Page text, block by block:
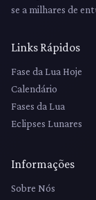
se a milhares de
Links Rápidos
Fase da Lua Hoje
Calendário
Fases da Lua
Eclipses Lunares
Informações
Sobre Nós